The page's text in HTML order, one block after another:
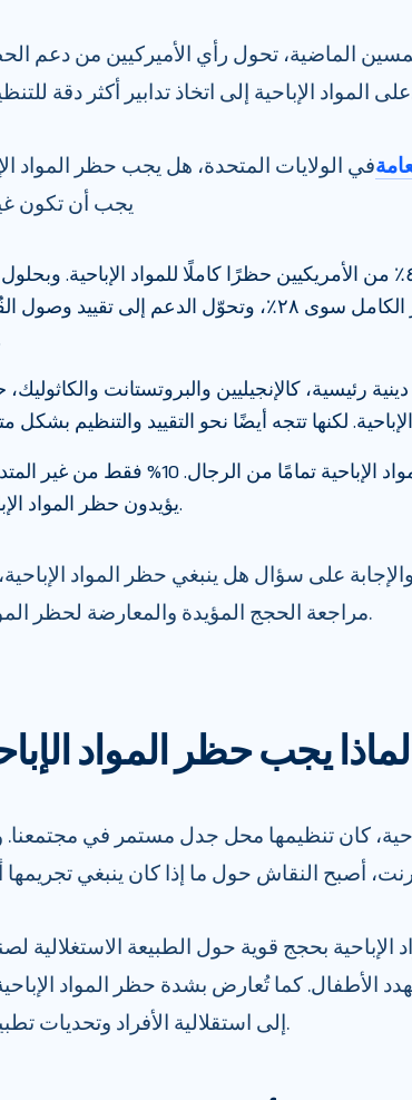
الماضية، تحول رأي الأميركيين من دعم
في الولايات المتحدة، هل يجب حظر المواد
يجب أن تكون
في عام ١٩٧٣، أيّد ٤٢٪ من الأمريكيين حظرًا كاملًا للمواد الإباحية.
٢٠٢٢، لم يؤيد الحظر الكامل سوى ٢٨٪، وتحوّل الدعم إلى تقييد
رئيسية، كالإنجيليين والبروتستانت
النساء أكثر تأييدًا لحظر المواد الإباحية تمامًا من الرجال. 10% فقط
يؤيدون حظر المواد الإباحية.
على سؤال هل ينبغي حظر المواد
مراجعة الحجج المؤيدة والمعارضة لحظر المواد الإباحية.
لماذا يجب حظر المواد
كان تنظيمها محل جدل مستمر في مجتمعنا.
الإباحية بحجج قوية حول الطبيعة الاستغلالية
تُهدد الأطفال. كما تُعارض بشدة حظر المواد
إلى استقلالية الأفراد وتحديات تطبيق القانون.